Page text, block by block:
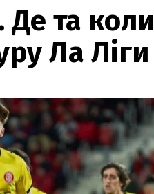
та коли
Ла Ліги